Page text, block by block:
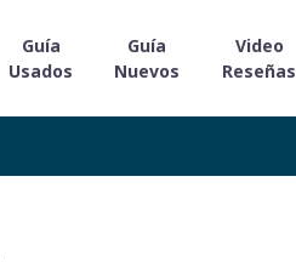
Guía
Usados
Guía
Nuevos
Video
Reseñas